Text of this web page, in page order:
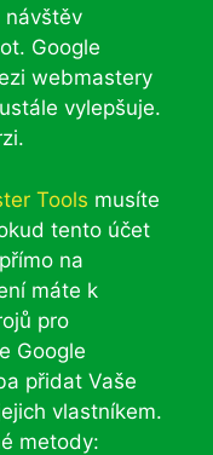
návštěv
Google
webmastery
vylepšuje.
Tools musíte
tento účet
na
máte k
pro
Google
přidat Vaše
vlastníkem.
metody: